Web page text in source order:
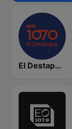
El Destape Radio